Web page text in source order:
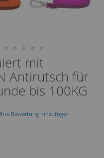
mit
Antirutsch für
bis 100KG
Ihre Bewertung hinzufügen